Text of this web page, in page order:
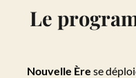
Le
Nouvelle Ère se